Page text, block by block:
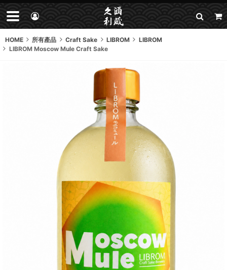
HOME 所有產品 Craft Sake LIBROM
LIBROM
LIBROM Moscow Mule Craft Sake